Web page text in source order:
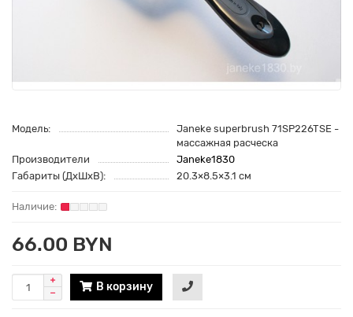
Модель:
Janeke superbrush 71SP226TSE -
массажная расческа
Производители
Janeke1830
Габариты (ДхШхВ):
20.3×8.5×3.1 см
66.00 BYN
В корзину